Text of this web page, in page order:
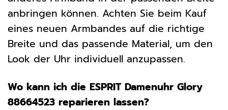
anbringen können. Achten Sie beim Kauf
eines neuen Armbandes auf die richtige
Breite und das passende Material, um den
Look der Uhr individuell anzupassen.
Wo kann ich die ESPRIT Damenuhr Glory
88664523 reparieren lassen?